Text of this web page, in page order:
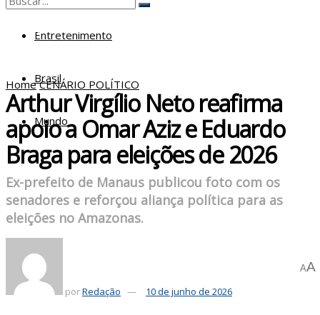
Entretenimento
Brasil
Mundo
View All Result
Home CENÁRIO POLÍTICO
Arthur Virgílio Neto reafirma
apoio a Omar Aziz e Eduardo
Braga para eleições de 2026
Ex-prefeito de Manaus publicou foto com os
senadores e reforçou aliança política para as
eleições no Amazonas.
porRedação 10 de junho de 2026
AA